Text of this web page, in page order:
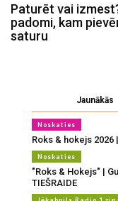
Paturēt vai
padomi, kam
saturu
Jaunākās
Noskaties
Roks & hokejs 2026
Noskaties
"Roks & Hokejs" |
TIEŠRAIDE